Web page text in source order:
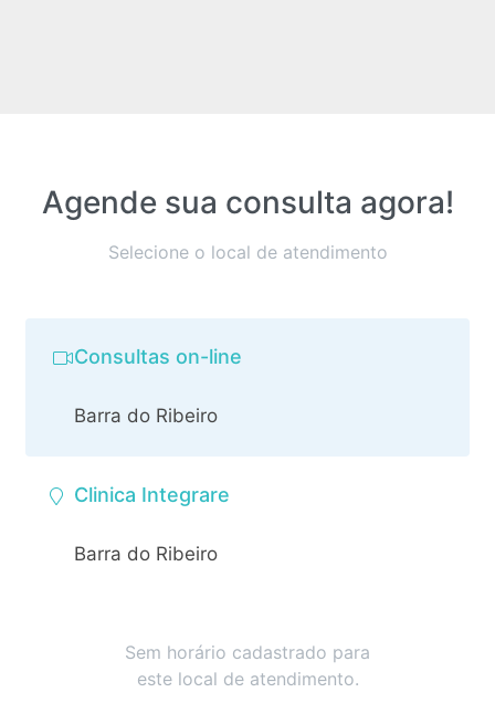
Agende sua consulta agora!
Selecione o local de atendimento
Consultas on-line
Barra do Ribeiro
Clinica Integrare
Barra do Ribeiro
Sem horário cadastrado para
este local de atendimento.